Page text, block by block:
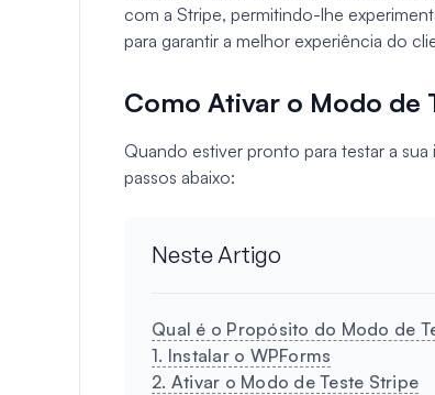
com a Stripe, permitindo-lhe
para garantir a melhor experiência do
Como Ativar o Modo de
Quando estiver pronto para testar a
passos abaixo:
Neste Artigo
Qual é o Propósito do Modo de
1. Instalar o WPForms
2. Ativar o Modo de Teste Stripe